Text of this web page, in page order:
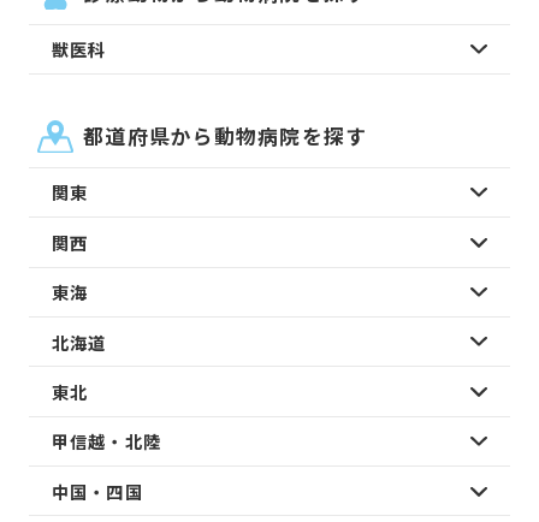
獣医科
都道府県から動物病院を探す
関東
関西
東海
北海道
東北
甲信越・北陸
中国・四国